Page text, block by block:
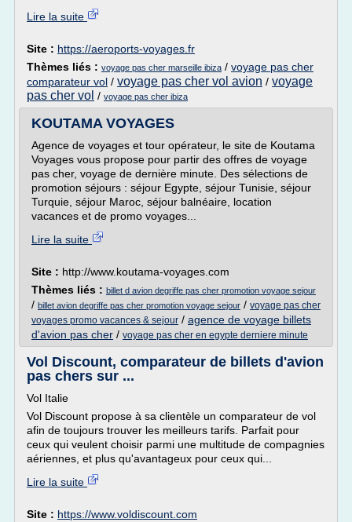
Lire la suite
Site : https://aeroports-voyages.fr
Thèmes liés : voyage pas cher marseille ibiza / voyage pas cher
comparateur vol / voyage pas cher vol avion / voyage
pas cher vol / voyage pas cher ibiza
KOUTAMA VOYAGES
Agence de voyages et tour opérateur, le site de Koutama
Voyages vous propose pour partir des offres de voyage
pas cher, voyage de dernière minute. Des sélections de
promotion séjours : séjour Egypte, séjour Tunisie, séjour
Turquie, séjour Maroc, séjour balnéaire, location
vacances et de promo voyages...
Lire la suite
Site : http://www.koutama-voyages.com
Thèmes liés : billet d avion degriffe pas cher promotion voyage sejour
/ billet avion degriffe pas cher promotion voyage sejour / voyage pas cher
voyages promo vacances & sejour / agence de voyage billets
d'avion pas cher / voyage pas cher en egypte derniere minute
Vol Discount, comparateur de billets d'avion
pas chers sur ...
Vol Italie
Vol Discount propose à sa clientèle un comparateur de vol
afin de toujours trouver les meilleurs tarifs. Parfait pour
ceux qui veulent choisir parmi une multitude de compagnies
aériennes, et plus qu'avantageux pour ceux qui...
Lire la suite
Site : https://www.voldiscount.com